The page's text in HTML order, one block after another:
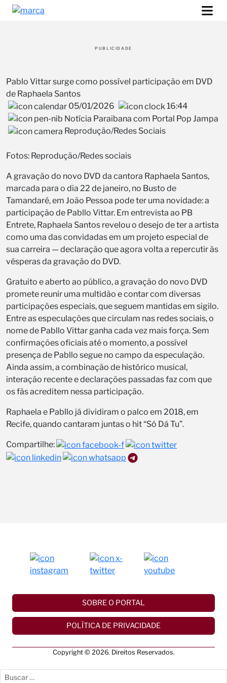
PUBLICIDADE
Pablo Vittar surge como possível participação em DVD
de Raphaela Santos
05/01/2026
16:44
Notícia Paraibana com Portal Pop Jampa
Reprodução/Redes Sociais
Fotos: Reprodução/Redes sociais
A gravação do novo DVD da cantora Raphaela Santos,
marcada para o dia 22 de janeiro, no Busto de
Tamandaré, em João Pessoa pode ter uma novidade: a
participação de Pabllo Vittar. Em entrevista ao PB
Entrete, Raphaela Santos revelou o desejo de ter a artista
como uma das convidadas em um projeto especial de
sua carreira — declaração que agora volta a repercutir às
vésperas da gravação do DVD.
Gratuito e aberto ao público, a gravação do novo DVD
promete reunir uma multidão e contar com diversas
participações especiais, que seguem mantidas em sigilo.
Entre as especulações que circulam nas redes sociais, o
nome de Pabllo Vittar ganha cada vez mais força. Sem
confirmações oficiais até o momento, a possível
presença de Pabllo segue no campo da especulação.
Ainda assim, a combinação de histórico musical,
interação recente e declarações passadas faz com que
os fãs acreditem nessa participação.
Raphaela e Pabllo já dividiram o palco em 2018, em
Recife, quando cantaram juntas o hit “Só Dá Tu”.
Compartilhe:
SOBRE O PORTAL
POLÍTICA DE PRIVACIDADE
Copyright © 2026. Direitos Reservados.
Buscar por: